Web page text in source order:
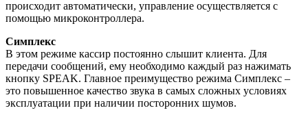
происходит автоматически, управление осуществляется с
помощью микроконтроллера.
Симплекс
В этом режиме кассир постоянно слышит клиента. Для
передачи сообщений, ему необходимо каждый раз нажимать
кнопку SPEAK. Главное преимущество режима Симплекс –
это повышенное качество звука в самых сложных условиях
эксплуатации при наличии посторонних шумов.